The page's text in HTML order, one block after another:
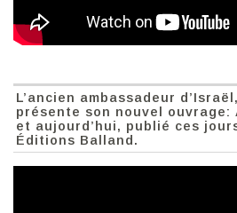
L’ancien ambassadeur
présente son nouvel ouvrage:
et aujourd’hui, publié ces
Éditions Balland.